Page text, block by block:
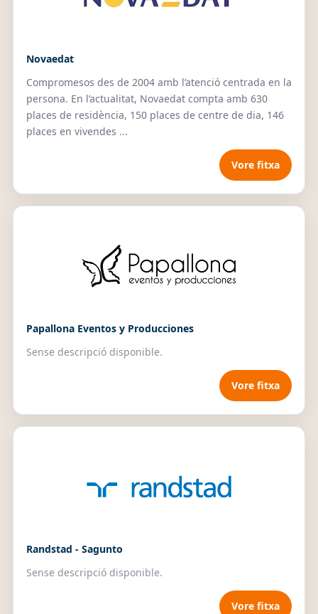
Novaedat
Compromesos des de 2004 amb l’atenció centrada en la
persona. En l’actualitat, Novaedat compta amb 630
places de residència, 150 places de centre de dia, 146
places en vivendes ...
Vore fitxa
Papallona Eventos y Producciones
Sense descripció disponible.
Vore fitxa
Randstad - Sagunto
Sense descripció disponible.
Vore fitxa